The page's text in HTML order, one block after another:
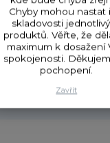
Zákaznická podpora
+420 720 256 434
Chyby mohou nastat
skladovosti
produktů. Věřte, že
maximum k dosažení
spokojenosti.
pochopení.
Zavřít